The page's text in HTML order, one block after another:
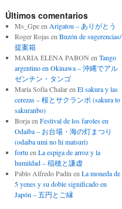
Últimos comentarios
Ms_Gpeen Arigatou – ありがとう
Roger Rojas en Buzón de sugerencias/
提案箱
MARIA ELENA PABON en Tango
argentino en Okinawa – 沖縄でアル
ゼンチン・タンゴ
María Sofía Chalaren El sakura y las
cerezas – 桜とサクランボ (sakura to
sakuranbo)
Borjaen Festival de los faroles en
Odaiba – お台場・海の灯まつり
(odaiba umi no hi matsuri)
fortu en La espiga de arroz y la
humildad – 稲穂と謙虚
Pablo Alfredo Padín en La moneda de
5 yenes y su doble significado en
Japón – 五円とご縁